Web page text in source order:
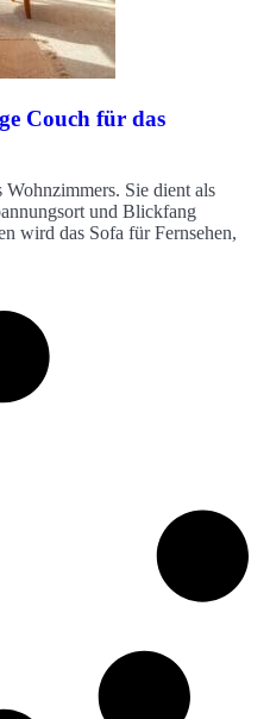
Couch für das
Sie dient als
und Blickfang
wird das Sofa für Fernsehen,